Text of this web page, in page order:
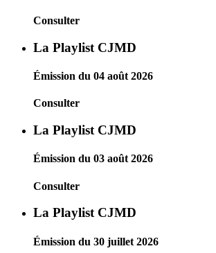
Consulter
La Playlist CJMD
Émission du 04 août 2026
Consulter
La Playlist CJMD
Émission du 03 août 2026
Consulter
La Playlist CJMD
Émission du 30 juillet 2026